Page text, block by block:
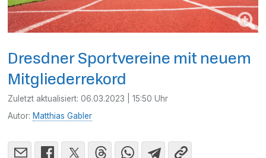
Dresdner Sportvereine mit neuem
Mitgliederrekord
Zuletzt aktualisiert:06.03.2023 | 15:50 Uhr
Autor: Matthias Gabler